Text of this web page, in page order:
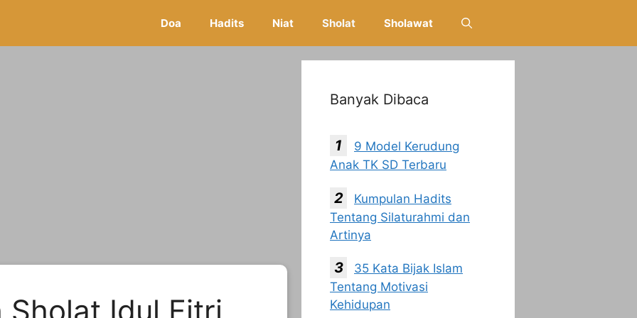
Doa Hadits Niat Sholat Sholawat
Sholat Idul Fitri
Banyak Dibaca
9 Model Kerudung
Anak TK SD Terbaru
Kumpulan Hadits
Tentang Silaturahmi dan
Artinya
35 Kata Bijak Islam
Tentang Motivasi
Kehidupan